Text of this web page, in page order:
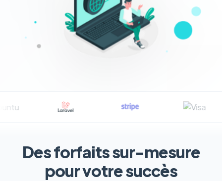
Des forfaits sur-mesure
pour votre succès